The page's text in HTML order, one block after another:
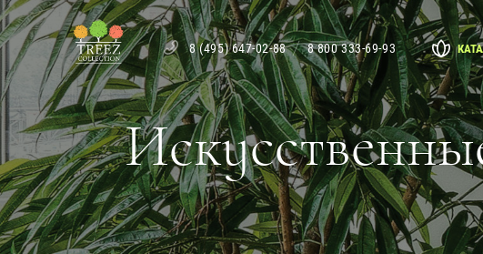
8 (495) 647-02-88 8 800 333-69-93